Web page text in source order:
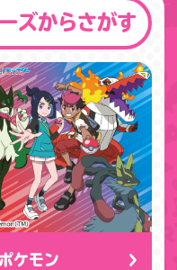
ズからさがす
ポケモン